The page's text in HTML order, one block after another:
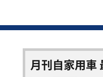
月刊自家用車